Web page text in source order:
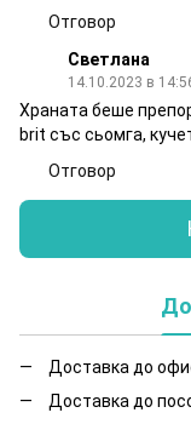
Отговор
Светлана
14.10.2023 в
Храната беше
brit със сьомга,
Отговор
Доставка до
Доставка до